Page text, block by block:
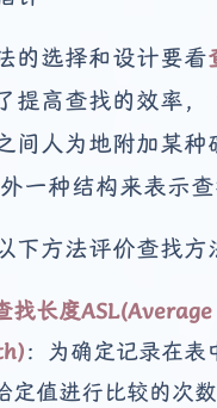
的选择和设计要看
提高查找的效率，
间人为地附加某种
一种结构来表示
下方法评价查找方
找长度
：为确定记录在表
定值进行比较的次